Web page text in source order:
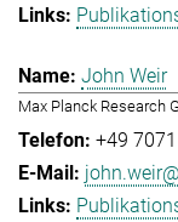
John Weir
Max Planck Research
+49